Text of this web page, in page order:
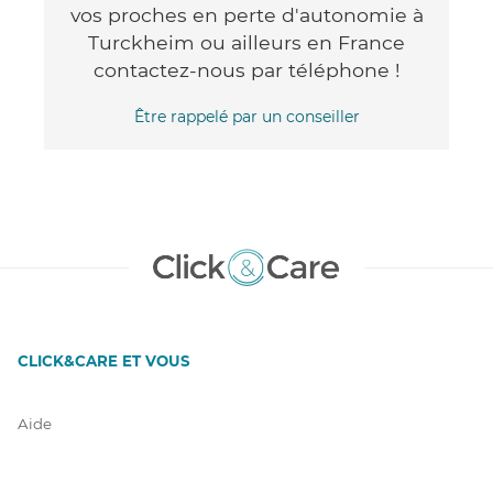
vos proches en perte d'autonomie à
Turckheim ou ailleurs en France
contactez-nous par téléphone !
Être rappelé par un conseiller
CLICK&CARE ET VOUS
Aide